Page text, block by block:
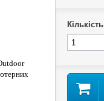
Кількість